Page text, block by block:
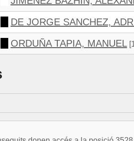
DE JORGE SANCHEZ,
ORDUÑA TAPIA, MANUEL